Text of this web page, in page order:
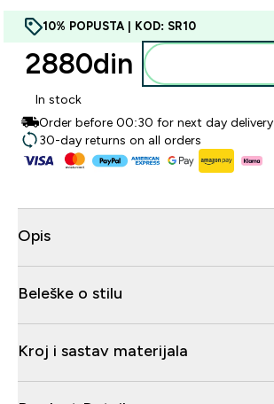
10% POPUSTA | KOD: SR10
2880din‎
In stock
Order before 00:30 for next day delivery
30-day returns on all orders
Opis
Beleške o stilu
Kroj i sastav materijala